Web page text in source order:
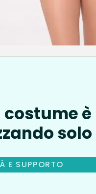
costume
E SUPPORTO